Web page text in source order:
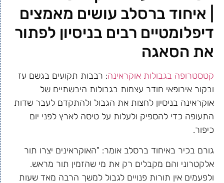
| איחוד ברסלב עושים מאמצים
דיפלומטיים רבים בניסיון לפתור
את הסאגה
קטסטרופה בגבולות אוקראינה: רבבות תקועים בגשם עז
ובקור אירופאי חודר עצמות בגבולות היבשתיים של
אוקראינה בניסיון לחצות את הגבול ולהתקדם לעבר שדות
התעופה כדי להספיק ולעלות על טיסה לארץ לפני יום
כיפור.
גורם בכיר באיחוד ברסלב אומר: "האוקראינים יצרו תור
אלקטרוני והם מקבלים רק את מי שהזמין תור מראש.
ולפעמים אין תורות פנויים לגבול למשך הרבה מאד שעות